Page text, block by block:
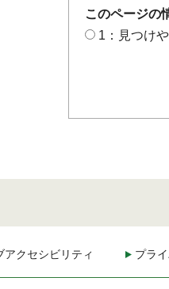
このページの
1：見つけ
アクセシビリティ プラ